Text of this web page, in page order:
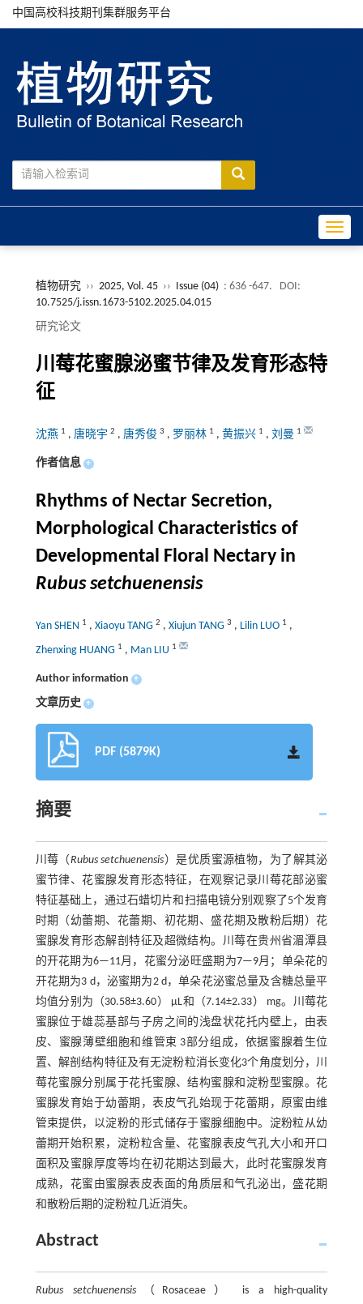
中国高校科技期刊集群服务平台
植物研究 ›› 2025, Vol. 45 ›› Issue (04) : 636 -647.
DOI:
10.7525/j.issn.1673-5102.2025.04.015
研究论文
川莓花蜜腺泌蜜节律及发育形态特
征
沈燕 1 , 唐晓宇 2 , 唐秀俊 3 , 罗丽林 1 , 黄振兴 1 , 刘曼 1
作者信息 +
Rhythms of Nectar Secretion,
Morphological Characteristics of
Developmental Floral Nectary in
Rubus setchuenensis
Yan SHEN 1 , Xiaoyu TANG 2 , Xiujun TANG 3 , Lilin LUO 1 ,
Zhenxing HUANG 1 , Man LIU 1
Author information +
文章历史 +
PDF (5879K)
摘要
川莓（Rubus setchuenensis）是优质蜜源植物，为了解其泌
蜜节律、花蜜腺发育形态特征，在观察记录川莓花部泌蜜
特征基础上，通过石蜡切片和扫描电镜分别观察了5个发育
时期（幼蕾期、花蕾期、初花期、盛花期及散粉后期）花
蜜腺发育形态解剖特征及超微结构。川莓在贵州省湄潭县
的开花期为6—11月，花蜜分泌旺盛期为7—9月；单朵花的
开花期为3 d，泌蜜期为2 d，单朵花泌蜜总量及含糖总量平
均值分别为（30.58±3.60） μL和（7.14±2.33） mg。川莓花
蜜腺位于雄蕊基部与子房之间的浅盘状花托内壁上，由表
皮、蜜腺薄壁细胞和维管束 3部分组成，依据蜜腺着生位
置、解剖结构特征及有无淀粉粒消长变化3个角度划分，川
莓花蜜腺分别属于花托蜜腺、结构蜜腺和淀粉型蜜腺。花
蜜腺发育始于幼蕾期，表皮气孔始现于花蕾期，原蜜由维
管束提供，以淀粉的形式储存于蜜腺细胞中。淀粉粒从幼
蕾期开始积累，淀粉粒含量、花蜜腺表皮气孔大小和开口
面积及蜜腺厚度等均在初花期达到最大，此时花蜜腺发育
成熟，花蜜由蜜腺表皮表面的角质层和气孔泌出，盛花期
和散粉后期的淀粉粒几近消失。
Abstract
Rubus setchuenensis（Rosaceae） is a high-quality